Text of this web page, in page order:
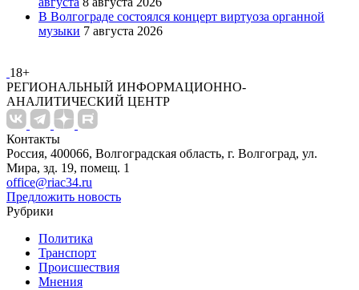
В Волгограде состоялся концерт виртуоза органной
музыки 7 августа 2026
18+
РЕГИОНАЛЬНЫЙ ИНФОРМАЦИОННО-
АНАЛИТИЧЕСКИЙ ЦЕНТР
Контакты
Россия, 400066, Волгоградская область, г. Волгоград, ул.
Мира, зд. 19, помещ. 1
office@riac34.ru
Предложить новость
Рубрики
Политика
Транспорт
Происшествия
Мнения